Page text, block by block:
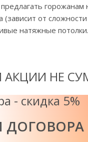
горожанам
от
натяжные потолки.
АКЦИИ НЕ